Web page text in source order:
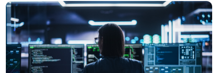
habitualment...